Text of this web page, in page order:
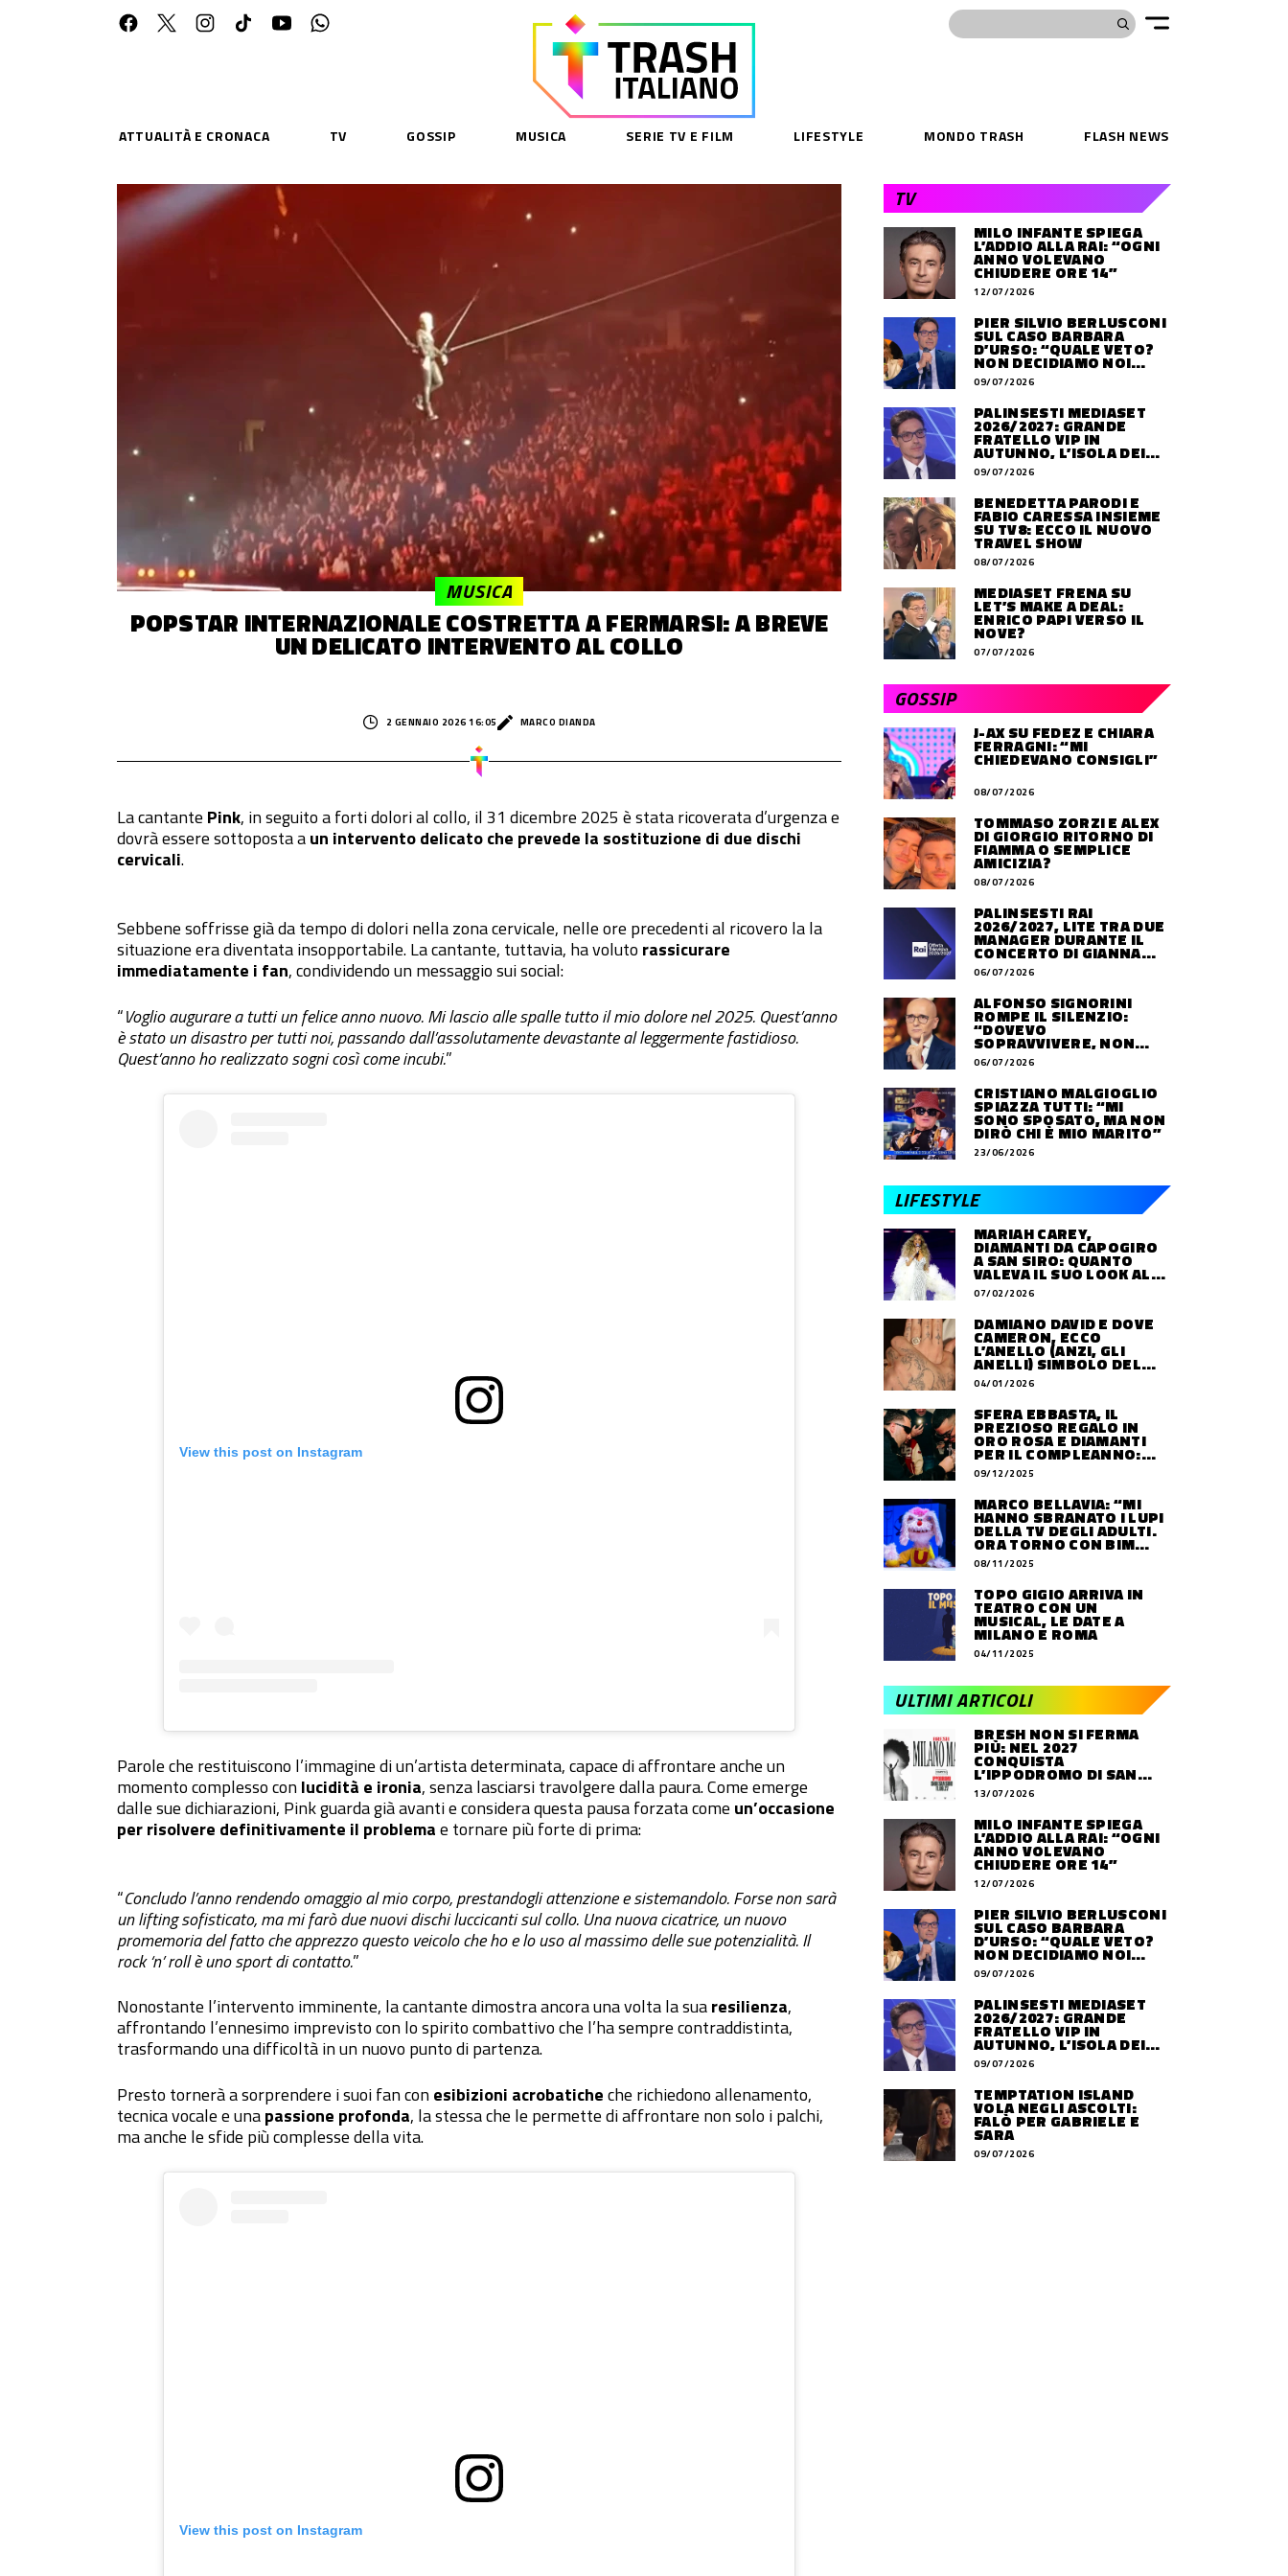
Privacy Policy
Policy Contenuti
© 2014–
- Tutti i diritti riservati.
C.F./P.IVA 15477041006 - Capitale sociale €10.000,00 i.v.
ATTUALITÀ E CRONACA TV GOSSIP MUSICA SERIE TV E FILM LIFESTYLE MONDO TRASH FLASH NEWS
POPSTAR INTERNAZIONALE COSTRETTA A FERMARSI: A BREVE
UN DELICATO INTERVENTO AL COLLO
MUSICA
2 GENNAIO 2026 16:05 MARCO DIANDA
La cantante Pink, in seguito a forti dolori al collo, il 31 dicembre 2025 è stata ricoverata d’urgenza e
dovrà essere sottoposta aun intervento delicato che prevede la sostituzione di due dischi
cervicali.
Sebbene soffrisse già da tempo di dolori nella zona cervicale, nelle ore precedenti al ricovero la la
situazione era diventata insopportabile. La cantante, tuttavia, ha voluto rassicurare
immediatamente i fan, condividendo un messaggio sui social:
“Voglio augurare a tutti un felice anno nuovo. Mi lascio alle spalle tutto il mio dolore nel 2025. Quest’anno
è stato un disastro per tutti noi, passando dall’assolutamente devastante al leggermente fastidioso.
Quest’anno ho realizzato sogni così come incubi.”
View this post on Instagram
Parole che restituiscono l’immagine di un’artista determinata, capace di affrontare anche un
momento complesso conlucidità e ironia, senza lasciarsi travolgere dalla paura. Come emerge
dalle sue dichiarazioni, Pink guarda già avanti e considera questa pausa forzata come un’occasione
per risolvere definitivamente il problemae tornare più forte di prima:
“Concludo l’anno rendendo omaggio al mio corpo, prestandogli attenzione e sistemandolo. Forse non sarà
un lifting sofisticato, ma mi farò due nuovi dischi luccicanti sul collo. Una nuova cicatrice, un nuovo
promemoria del fatto che apprezzo questo veicolo che ho e lo uso al massimo delle sue potenzialità. Il
rock ‘n’ roll è uno sport di contatto.”
Nonostante l’intervento imminente, la cantante dimostra ancora una volta la suaresilienza,
affrontando l’ennesimo imprevisto con lo spirito combattivo che l’ha sempre contraddistinta,
trasformando una difficoltà in un nuovo punto di partenza.
Presto tornerà a sorprendere i suoi fan conesibizioni acrobaticheche richiedono allenamento,
tecnica vocale e unapassione profonda, la stessa che le permette di affrontare non solo i palchi,
ma anche le sfide più complesse della vita.
View this post on Instagram
TV
MILO INFANTE SPIEGA
L’ADDIO ALLA RAI: “OGNI
ANNO VOLEVANO
CHIUDERE ORE 14”
12/07/2026
PIER SILVIO BERLUSCONI
SUL CASO BARBARA
D’URSO: “QUALE VETO?
NON DECIDIAMO NOI
DOVE LAVORERÀ”
09/07/2026
PALINSESTI MEDIASET
2026/2027: GRANDE
FRATELLO VIP IN
AUTUNNO, L’ISOLA DEI
FAMOSI SLITTA AL 2027
09/07/2026
BENEDETTA PARODI E
FABIO CARESSA INSIEME
SU TV8: ECCO IL NUOVO
TRAVEL SHOW
08/07/2026
MEDIASET FRENA SU
LET’S MAKE A DEAL:
ENRICO PAPI VERSO IL
NOVE?
07/07/2026
GOSSIP
J-AX SU FEDEZ E CHIARA
FERRAGNI: “MI
CHIEDEVANO CONSIGLI”
08/07/2026
TOMMASO ZORZI E ALEX
DI GIORGIO RITORNO DI
FIAMMA O SEMPLICE
AMICIZIA?
08/07/2026
PALINSESTI RAI
2026/2027, LITE TRA DUE
MANAGER DURANTE IL
CONCERTO DI GIANNA
NANNINI
06/07/2026
ALFONSO SIGNORINI
ROMPE IL SILENZIO:
“DOVEVO
SOPRAVVIVERE, NON
VIVERE”
06/07/2026
CRISTIANO MALGIOGLIO
SPIAZZA TUTTI: “MI
SONO SPOSATO, MA NON
DIRÒ CHI È MIO MARITO”
23/06/2026
LIFESTYLE
MARIAH CAREY,
DIAMANTI DA CAPOGIRO
A SAN SIRO: QUANTO
VALEVA IL SUO LOOK ALLE
OLIMPIADI
07/02/2026
DAMIANO DAVID E DOVE
CAMERON, ECCO
L’ANELLO (ANZI, GLI
ANELLI) SIMBOLO DEL
LORO AMORE
04/01/2026
SFERA EBBASTA, IL
PREZIOSO REGALO IN
ORO ROSA E DIAMANTI
PER IL COMPLEANNO:
QUANTO VALE
09/12/2025
MARCO BELLAVIA: “MI
HANNO SBRANATO I LUPI
DELLA TV DEGLI ADULTI.
ORA TORNO CON BIM
BUM BAM PARTY”
08/11/2025
TOPO GIGIO ARRIVA IN
TEATRO CON UN
MUSICAL, LE DATE A
MILANO E ROMA
04/11/2025
ULTIMI ARTICOLI
BRESH NON SI FERMA
PIÙ: NEL 2027
CONQUISTA
L’IPPODROMO DI SAN
SIRO CON “MILANO
MAREA”
13/07/2026
MILO INFANTE SPIEGA
L’ADDIO ALLA RAI: “OGNI
ANNO VOLEVANO
CHIUDERE ORE 14”
12/07/2026
PIER SILVIO BERLUSCONI
SUL CASO BARBARA
D’URSO: “QUALE VETO?
NON DECIDIAMO NOI
DOVE LAVORERÀ”
09/07/2026
PALINSESTI MEDIASET
2026/2027: GRANDE
FRATELLO VIP IN
AUTUNNO, L’ISOLA DEI
FAMOSI SLITTA AL 2027
09/07/2026
TEMPTATION ISLAND
VOLA NEGLI ASCOLTI:
FALÒ PER GABRIELE E
SARA
09/07/2026